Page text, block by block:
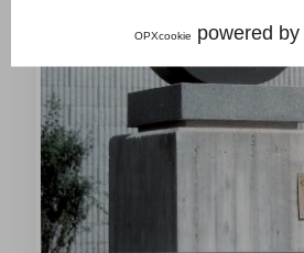
OPXcookie powered by